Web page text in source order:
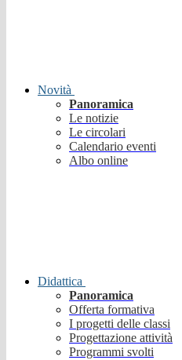
Novità
Panoramica
Le notizie
Le circolari
Calendario eventi
Albo online
Didattica
Panoramica
Offerta formativa
I progetti delle classi
Progettazione attività
Programmi svolti